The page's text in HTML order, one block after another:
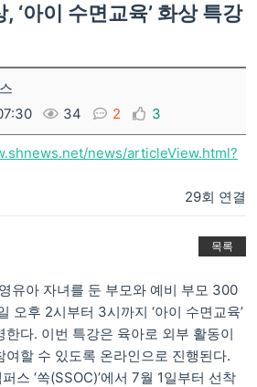
‘아이 수면교육’ 화상 특강
34 2 3
news/articleView.html?
29회 연결
목록
유아 자녀를 둔 부모와 예비 부모 300
오후 2시부터 3시까지 ‘아이 수면교육’
다. 이번 특강은 육아로 외부 활동이
여할 수 있도록 온라인으로 진행된다.
스 ‘쏙(SSOC)’에서 7월 1일부터 선착